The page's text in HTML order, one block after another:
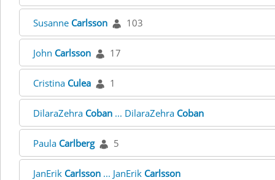
Susanne Carlsson 103
John Carlsson 17
Cristina Culea 1
DilaraZehra Coban ... DilaraZehra Coban
Paula Carlberg 5
JanErik Carlsson ... JanErik Carlsson